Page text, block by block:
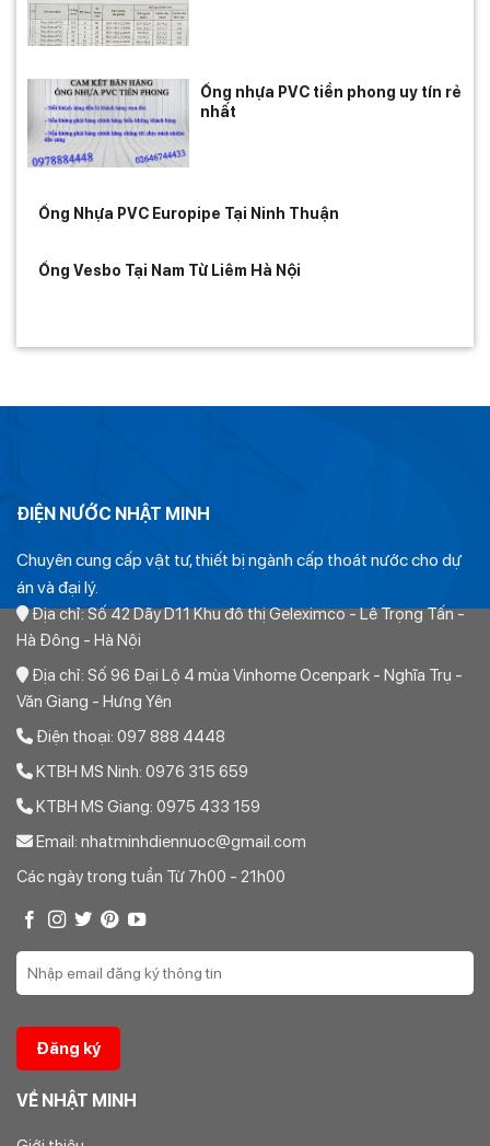
Ống nhựa PVC tiền phong uy tín rẻ
nhất
Ống Nhựa PVC Europipe Tại Ninh Thuận
Ống Vesbo Tại Nam Từ Liêm Hà Nội
ĐIỆN NƯỚC NHẬT MINH
Chuyên cung cấp vật tư, thiết bị ngành cấp thoát nước cho dự
án và đại lý.
Địa chỉ: Số 42 Dãy D11 Khu đô thị Geleximco - Lê Trọng Tấn -
Hà Đông - Hà Nội
Địa chỉ: Số 96 Đại Lộ 4 mùa Vinhome Ocenpark - Nghĩa Trụ -
Văn Giang - Hưng Yên
Điện thoại: 097 888 4448
KTBH MS Ninh: 0976 315 659
KTBH MS Giang: 0975 433 159
Email: nhatminhdiennuoc@gmail.com
Các ngày trong tuần Từ 7h00 - 21h00
VỀ NHẬT MINH